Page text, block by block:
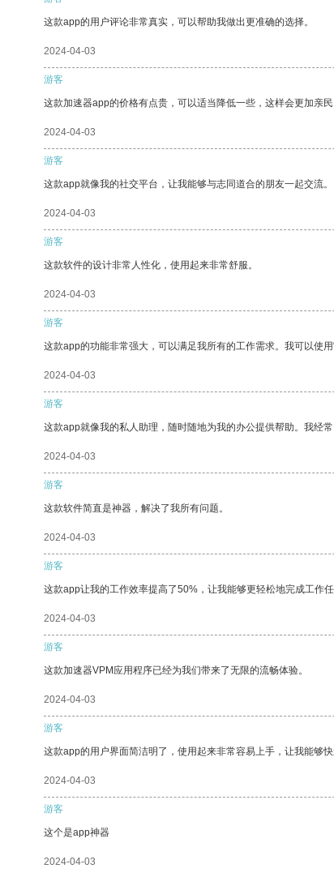
这款app的用户评论非常真实，可以帮助我做出更准确的选择。
2024-04-03
游客
这款加速器app的价格有点贵，可以适当降低一些，这样会更加亲民
2024-04-03
游客
这款app就像我的社交平台，让我能够与志同道合的朋友一起交流。
2024-04-03
游客
这款软件的设计非常人性化，使用起来非常舒服。
2024-04-03
游客
这款app的功能非常强大，可以满足我所有的工作需求。我可以使
2024-04-03
游客
这款app就像我的私人助理，随时随地为我的办公提供帮助。我经
2024-04-03
游客
这款软件简直是神器，解决了我所有问题。
2024-04-03
游客
这款app让我的工作效率提高了50%，让我能够更轻松地完成工作
2024-04-03
游客
这款加速器VPM应用程序已经为我们带来了无限的流畅体验。
2024-04-03
游客
这款app的用户界面简洁明了，使用起来非常容易上手，让我能够
2024-04-03
游客
这个是app神器
2024-04-03